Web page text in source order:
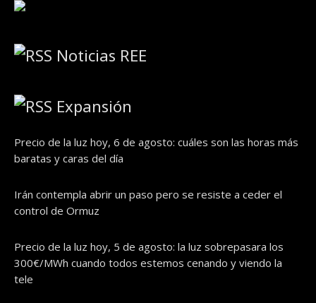
Noticias REE
Expansión
Precio de la luz hoy, 6 de agosto: cuáles son las horas más
baratas y caras del día
Irán contempla abrir un paso pero se resiste a ceder el
control de Ormuz
Precio de la luz hoy, 5 de agosto: la luz sobrepasara los
300€/MWh cuando todos estemos cenando y viendo la
tele